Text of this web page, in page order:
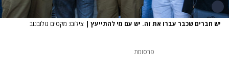
יש חברים שכבר עברו את זה. יש עם מי להתייעץ | צילום: מקסים גולובנוב
פרסומת